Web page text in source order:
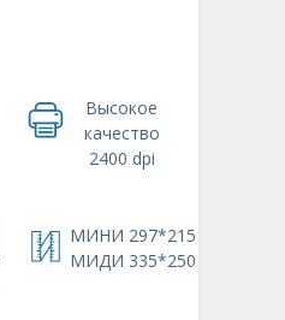
МИНИ 297*215
МИДИ 335*250
Высокое
качество
2400 dpi